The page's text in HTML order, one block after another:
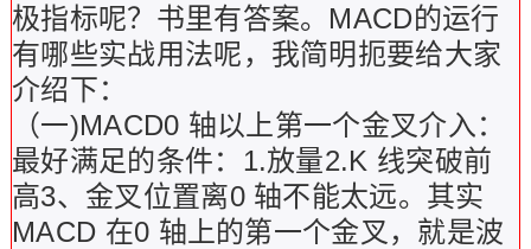
极指标呢？书里有答案。MACD的运行
有哪些实战用法呢，我简明扼要给大家
介绍下：
（一)MACD0 轴以上第一个金叉介入：
最好满足的条件：1.放量2.K 线突破前
高3、金叉位置离0 轴不能太远。其实
MACD 在0 轴上的第一个金叉，就是波